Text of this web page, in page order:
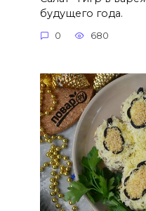
будущего года.
0 680